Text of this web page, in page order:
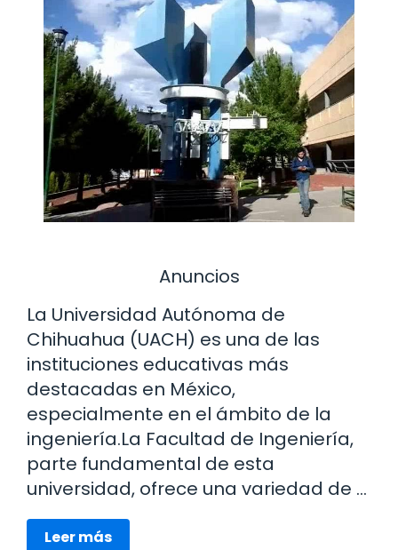
Anuncios
La Universidad Autónoma de
Chihuahua (UACH) es una de las
instituciones educativas más
destacadas en México,
especialmente en el ámbito de la
ingeniería.La Facultad de Ingeniería,
parte fundamental de esta
universidad, ofrece una variedad de …
Leer más